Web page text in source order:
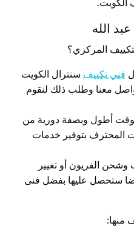
الكويت.
الله
المركزي؟
فني تكييف سنترال الكويت
معنا وطلب ذلك لنقوم
أطول وبصفة دورية من
المحترف بتوفير خدمات
وشحن الفريون أو تغيير
أيضا ستحصل عليها بفضل فنى
منها: